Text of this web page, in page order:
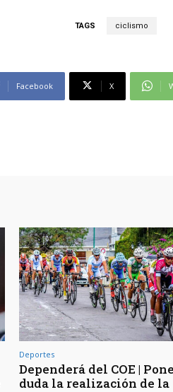
TAGS ciclismo
Facebook X
Deportes
Dependerá del COE |
duda la realización de la